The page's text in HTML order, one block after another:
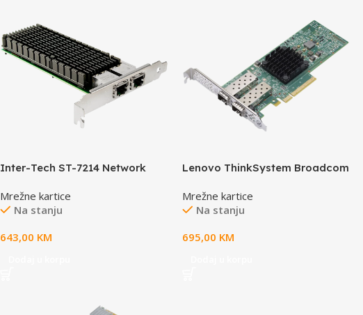
Inter-Tech ST-7214 Network
Ethernet x 2 77773009
Mrežne kartice
Na stanju
643,00 KM
Lenovo ThinkSystem Broadcom
OCP Ethernet Adapter
Mrežne kartice
Na stanju
695,00 KM